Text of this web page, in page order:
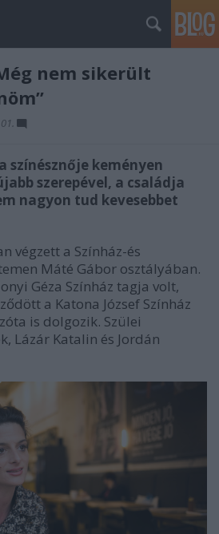
nem sikerült
színésznője keményen
szerepével, a családja
nagyon tud kevesebbet
végzett a Színház-és
Máté Gábor osztályában.
Géza Színház tagja volt,
a Katona József Színház
is dolgozik. Szülei
Lázár Katalin és Jordán